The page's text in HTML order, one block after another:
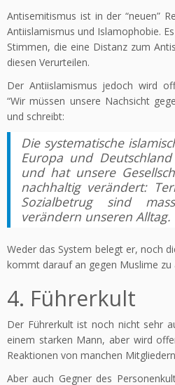
Antisemitismus ist in der “neuen”
Antiislamismus und Islamophobie.
Stimmen, die eine Distanz zum
diesen Verurteilen.
Der Antiislamismus jedoch wird
“Wir müssen unsere Nachsicht
und schreibt:
Die systematische
Europa und
und hat unsere
nachhaltig verändert:
Sozialbetrug sind
verändern unseren Alltag.
Weder das System belegt er, noch
kommt darauf an gegen Muslime zu
4. Führerkult
Der Führerkult ist noch nicht sehr
einem starken Mann, aber wird
Reaktionen von manchen
Aber auch Gegner des